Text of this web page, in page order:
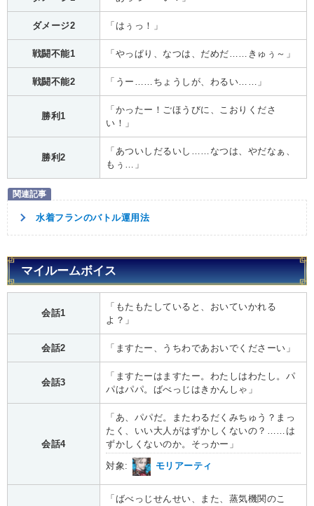
ダメージ2 「はぅっ！」
戦闘不能1 「やっぱり、なつは、だめだ……きゅぅ～」
戦闘不能2 「うー……ちょうしが、わるい……」
勝利1
「かったー！ごほうびに、こおりくださ
い！」
勝利2
「あついしだるいし……なつは、やだなぁ、
もぅ…」
水着フランのバトル運用法
マイルームボイス
会話1
「もたもたしていると、おいていかれる
よ？」
会話2 「ますたー、うちわであおいでくださーい」
会話3
「ますたーはますたー。わたしはわたし。パ
パはパパ。ばべっじはきかんしゃ」
会話4
「あ、パパだ。またわるだくみちゅう？まっ
たく、いい大人がはずかしくないの？……は
ずかしくないのか。そっかー」
対象: モリアーティ
「ばべっじせんせい、また、蒸気機関のこ